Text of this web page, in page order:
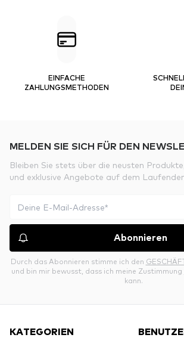
EINFACHE
ZAHLUNGSMETHODEN
MELDEN SIE SICH FÜR DEN
Bleiben Sie stets über die neusten
und exklusive Angebote auf dem
Abonnieren
Durch das Abonnieren stimme ich den
und bin mir bewusst, dass ich meine
kann.
KATEGORIEN